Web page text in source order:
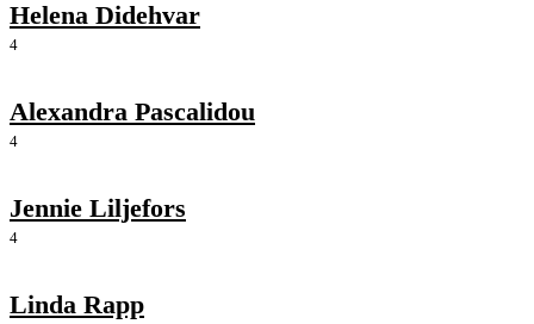
Helena Didehvar
4
Alexandra Pascalidou
4
Jennie Liljefors
4
Linda Rapp